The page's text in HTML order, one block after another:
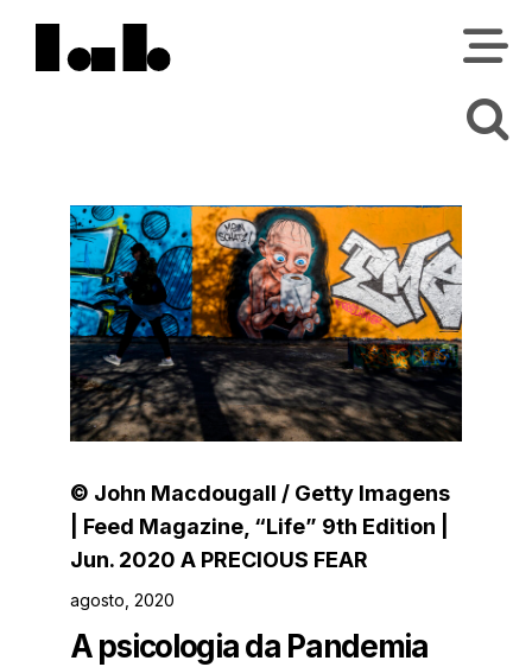
© John Macdougall / Getty Imagens
| Feed Magazine, “Life” 9th Edition |
Jun. 2020 A PRECIOUS FEAR
agosto, 2020
A psicologia da Pandemia